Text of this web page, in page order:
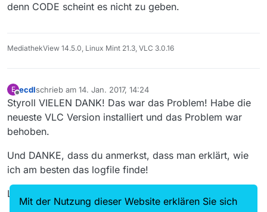
denn CODE scheint es nicht zu geben.
MediathekView 14.5.0, Linux Mint 21.3, VLC 3.0.16
E
Offline
ecdlschrieb am 14. Jan. 2017, 14:24
zuletzt editiert von
Styroll VIELEN DANK! Das war das Problem! Habe die
neueste VLC Version installiert und das Problem war
behoben.
Und DANKE, dass du anmerkst, dass man erklärt, wie
ich am besten das logfile finde!
Liebe Grüße
Mit der Nutzung dieser Website erklären Sie sich